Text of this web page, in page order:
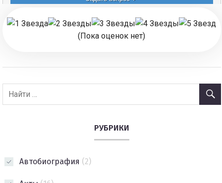
(Пока оценок нет)
РУБРИКИ
Автобиография (2)